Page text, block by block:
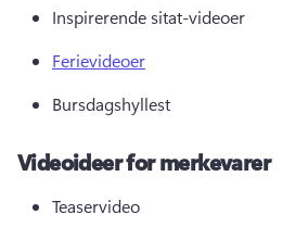
Inspirerende sitat-videoer
Ferievideoer
Bursdagshyllest
Videoideer for merkevarer
Teaservideo